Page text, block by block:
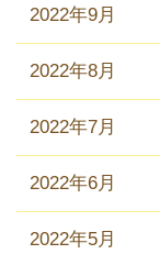
2022年9月
2022年8月
2022年7月
2022年6月
2022年5月